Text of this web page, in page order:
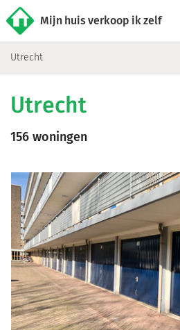
Mijn huis verkoop ik zelf
Reviews
Contact
Verkoop
Utrecht
Utrecht
156 woningen